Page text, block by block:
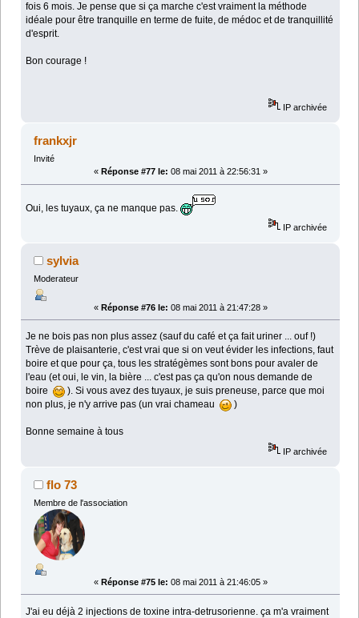
fois 6 mois. Je pense que si ça marche c'est vraiment la méthode
idéale pour être tranquille en terme de fuite, de médoc et de tranquillité
d'esprit.
Bon courage !
IP archivée
frankxjr
Invité
« Réponse #77 le: 08 mai 2011 à 22:56:31 »
Oui, les tuyaux, ça ne manque pas.
IP archivée
sylvia
Moderateur
« Réponse #76 le: 08 mai 2011 à 21:47:28 »
Je ne bois pas non plus assez (sauf du café et ça fait uriner ... ouf !)
Trève de plaisanterie, c'est vrai que si on veut évider les infections, faut
boire et que pour ça, tous les stratégèmes sont bons pour avaler de
l'eau (et oui, le vin, la bière ... c'est pas ça qu'on nous demande de
boire
). Si vous avez des tuyaux, je suis preneuse, parce que moi
non plus, je n'y arrive pas (un vrai chameau
)
Bonne semaine à tous
IP archivée
flo 73
Membre de l'association
« Réponse #75 le: 08 mai 2011 à 21:46:05 »
J'ai eu déjà 2 injections de toxine intra-detrusorienne. ça m'a vraiment